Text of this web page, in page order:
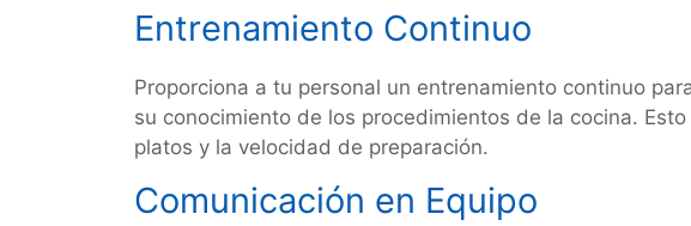
Entrenamiento Continuo
Proporciona a tu personal un entrenamiento continuo
su conocimiento de los procedimientos de la cocina.
platos y la velocidad de preparación.
Comunicación en Equipo